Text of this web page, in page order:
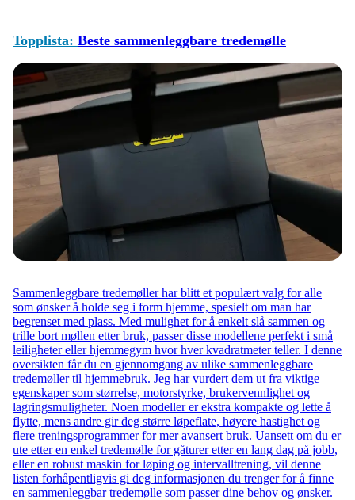
Topplista: Beste sammenleggbare tredemølle
Sammenleggbare tredemøller har blitt et populært valg for alle
som ønsker å holde seg i form hjemme, spesielt om man har
begrenset med plass. Med mulighet for å enkelt slå sammen og
trille bort møllen etter bruk, passer disse modellene perfekt i små
leiligheter eller hjemmegym hvor hver kvadratmeter teller. I denne
oversikten får du en gjennomgang av ulike sammenleggbare
tredemøller til hjemmebruk. Jeg har vurdert dem ut fra viktige
egenskaper som størrelse, motorstyrke, brukervennlighet og
lagringsmuligheter. Noen modeller er ekstra kompakte og lette å
flytte, mens andre gir deg større løpeflate, høyere hastighet og
flere treningsprogrammer for mer avansert bruk. Uansett om du er
ute etter en enkel tredemølle for gåturer etter en lang dag på jobb,
eller en robust maskin for løping og intervalltrening, vil denne
listen forhåpentligvis gi deg informasjonen du trenger for å finne
en sammenleggbar tredemølle som passer dine behov og ønsker.